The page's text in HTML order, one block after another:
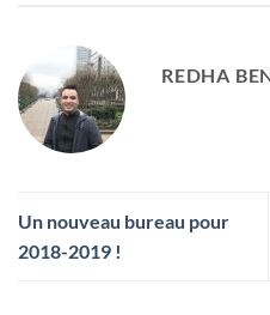
REDHA
Un nouveau bureau pour
2018-2019 !